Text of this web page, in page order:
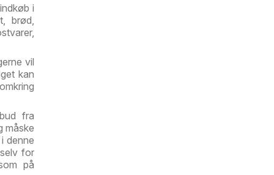
i
brød,
vil
kan
fra
måske
denne
for
på